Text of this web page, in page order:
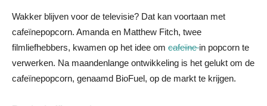
Wakker blijven voor de televisie? Dat kan voortaan met
cafeïnepopcorn. Amanda en Matthew Fitch, twee
filmliefhebbers, kwamen op het idee om cafeïnein popcorn te
verwerken. Na maandenlange ontwikkeling is het gelukt om de
cafeïnepopcorn, genaamd BioFuel, op de markt te krijgen.